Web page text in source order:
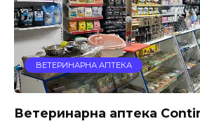
ВЕТЕРИНАРНА АПТЕКА
Ветеринарна аптека